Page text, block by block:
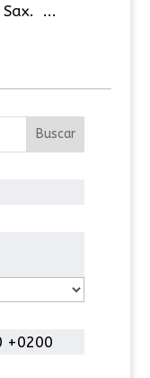
Sax. ...
+0200